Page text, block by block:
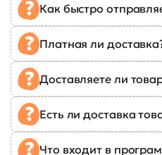
Как быстро
Платная ли
Доставляете ли
Есть ли доставка
Что входит в